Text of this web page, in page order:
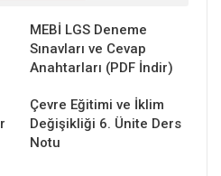
MEBİ LGS Deneme
Sınavları ve Cevap
Anahtarları (PDF İndir)
Çevre Eğitimi ve İklim
Değişikliği 6. Ünite Ders
Notu